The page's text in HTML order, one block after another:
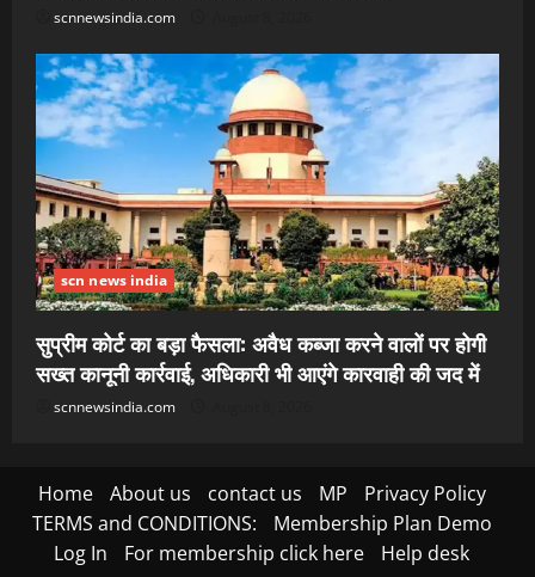
scnnewsindia.com
scn news india
सुप्रीम कोर्ट का बड़ा फैसला: अवैध कब्जा करने वालों पर होगी
सख्त कानूनी कार्रवाई, अधिकारी भी आएंगे कारवाही की जद में
scnnewsindia.com
Home About us contact us MP
Privacy Policy
TERMS and CONDITIONS:
Membership Plan Demo
Log In
For membership click here Help desk